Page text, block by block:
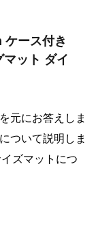
ケース付き
ット ダイ
元にお答えしま
ついて説明しま
ズマットにつ